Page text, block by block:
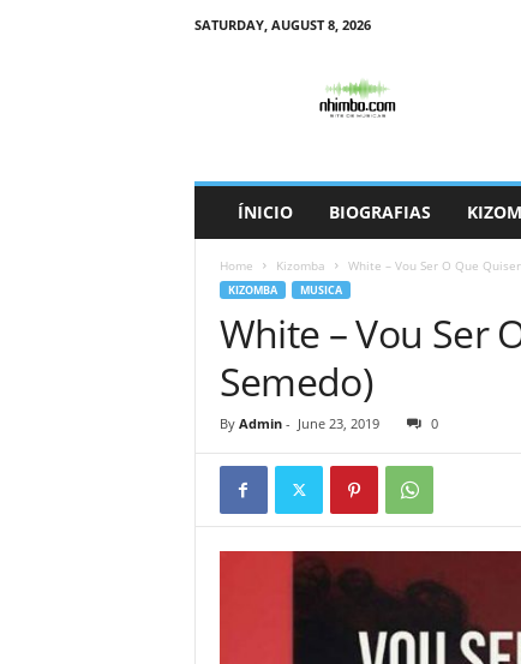
SATURDAY, AUGUST 8, 2026
ÍNICIO BIOGRAFIAS
Home Kizomba White – Vou Ser O Que
KIZOMBA MUSICA
White – Vou Ser
Semedo)
By Admin- June 23, 2019 0